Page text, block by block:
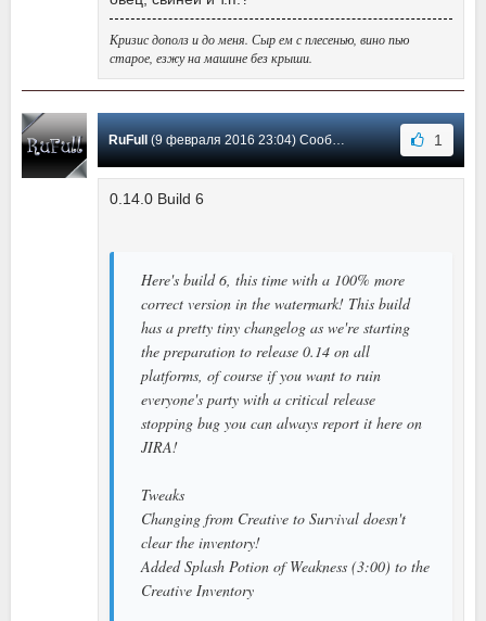
Кризис дополз и до меня. Сыр ем с плесенью, вино пью
старое, езжу на машине без крыши.
RuFull (9 февраля 2016 23:04) Сообщение #44 1
0.14.0 Build 6
Here's build 6, this time with a 100% more
correct version in the watermark! This build
has a pretty tiny changelog as we're starting
the preparation to release 0.14 on all
platforms, of course if you want to ruin
everyone's party with a critical release
stopping bug you can always report it here on
JIRA!
Tweaks
Changing from Creative to Survival doesn't
clear the inventory!
Added Splash Potion of Weakness (3:00) to the
Creative Inventory